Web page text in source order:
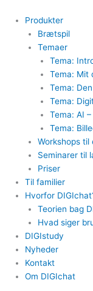
indholdet
Produkter
Brætspil
Temaer
Tema:
Tema: Mit
Tema:
Tema:
Tema: AI
Tema:
Workshops til
Seminarer til
Priser
Til familier
Hvorfor
Teorien bag
Hvad siger
DIGIstudy
Nyheder
Kontakt
Om DIGIchat
efter: